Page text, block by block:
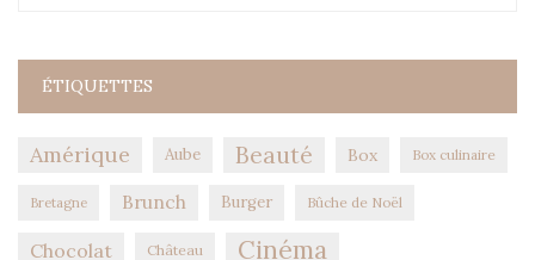
ÉTIQUETTES
Amérique Aube Beauté Box Box culinaire
Bretagne Brunch Burger Bûche de Noël
Chocolat Château Cinéma